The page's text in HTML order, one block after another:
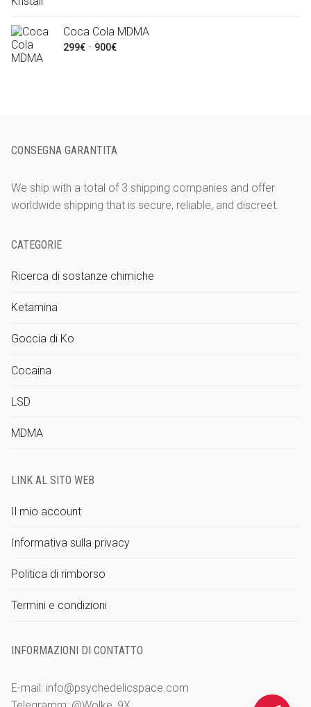
1.200€
prezzo:
Coca Cola MDMA
299€ - 900€Fascia
900€
CONSEGNA GARANTITA
We ship with a total of 3 shipping companies and offer
worldwide shipping that is secure, reliable, and discreet.
CATEGORIE
Ricerca di sostanze chimiche
Ketamina
Goccia di Ko
Cocaina
LSD
MDMA
LINK AL SITO WEB
Il mio account
Informativa sulla privacy
Politica di rimborso
Termini e condizioni
INFORMAZIONI DI CONTATTO
E-mail: info@psychedelicspace.com